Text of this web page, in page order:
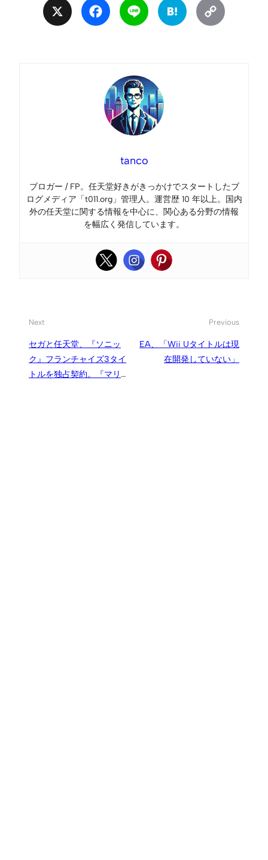
Facebook Line Hatena
tanco
ブロガー / FP。任天堂好きがきっかけでスタートしたブ
ログメディア「t011.org」管理人。運営歴 10 年以上。国内
外の任天堂に関する情報を中心に、関心ある分野の情報
を幅広く発信しています。
Next
セガと任天堂、『ソニッ
ク』フランチャイズ3タイ
トルを独占契約。『マリオ
Previous
EA、「Wii Uタイトルは現
在開発していない」